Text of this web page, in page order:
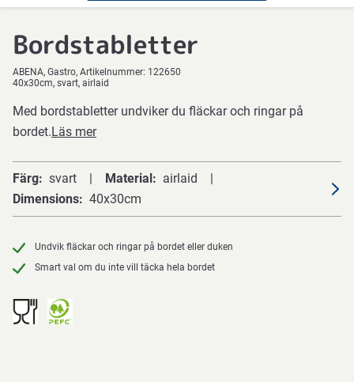
Bordstabletter
ABENA Gastro Artikelnummer: 122650
40x30cm, svart, airlaid
Med bordstabletter undviker du fläckar och ringar på
bordet.Läs mer
Färg svart Material
airlaid
Dimensions
40x30cm
Undvik fläckar och ringar på bordet eller duken
Smart val om du inte vill täcka hela bordet